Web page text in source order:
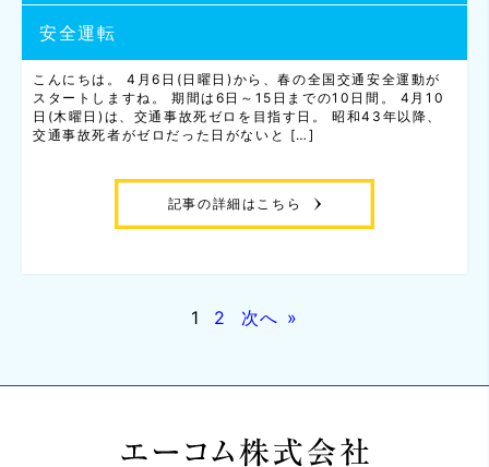
安全運転
こんにちは。 4月6日(日曜日)から、春の全国交通安全運動が
スタートしますね。 期間は6日～15日までの10日間。 4月10
日(木曜日)は、交通事故死ゼロを目指す日。 昭和43年以降、
交通事故死者がゼロだった日がないと […]
記事の詳細はこちら
1 2 次へ »